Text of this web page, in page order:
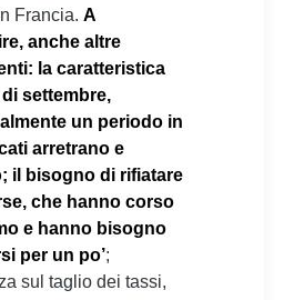
Francia. A
anche altre
la caratteristica
settembre,
un periodo in
arretrano e
il bisogno di rifiatare
che hanno corso
e hanno bisogno
per un po’;
sul taglio dei tassi,